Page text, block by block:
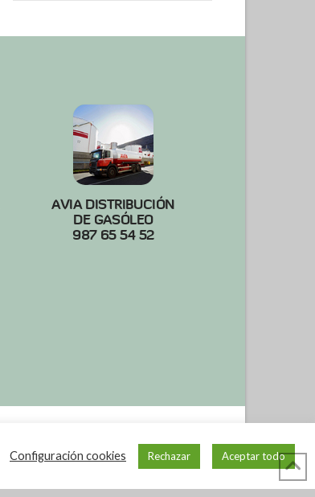
AVIA DISTRIBUCIÓN
DE GASÓLEO
987 65 54 52
Configuración cookies Rechazar Aceptar todo